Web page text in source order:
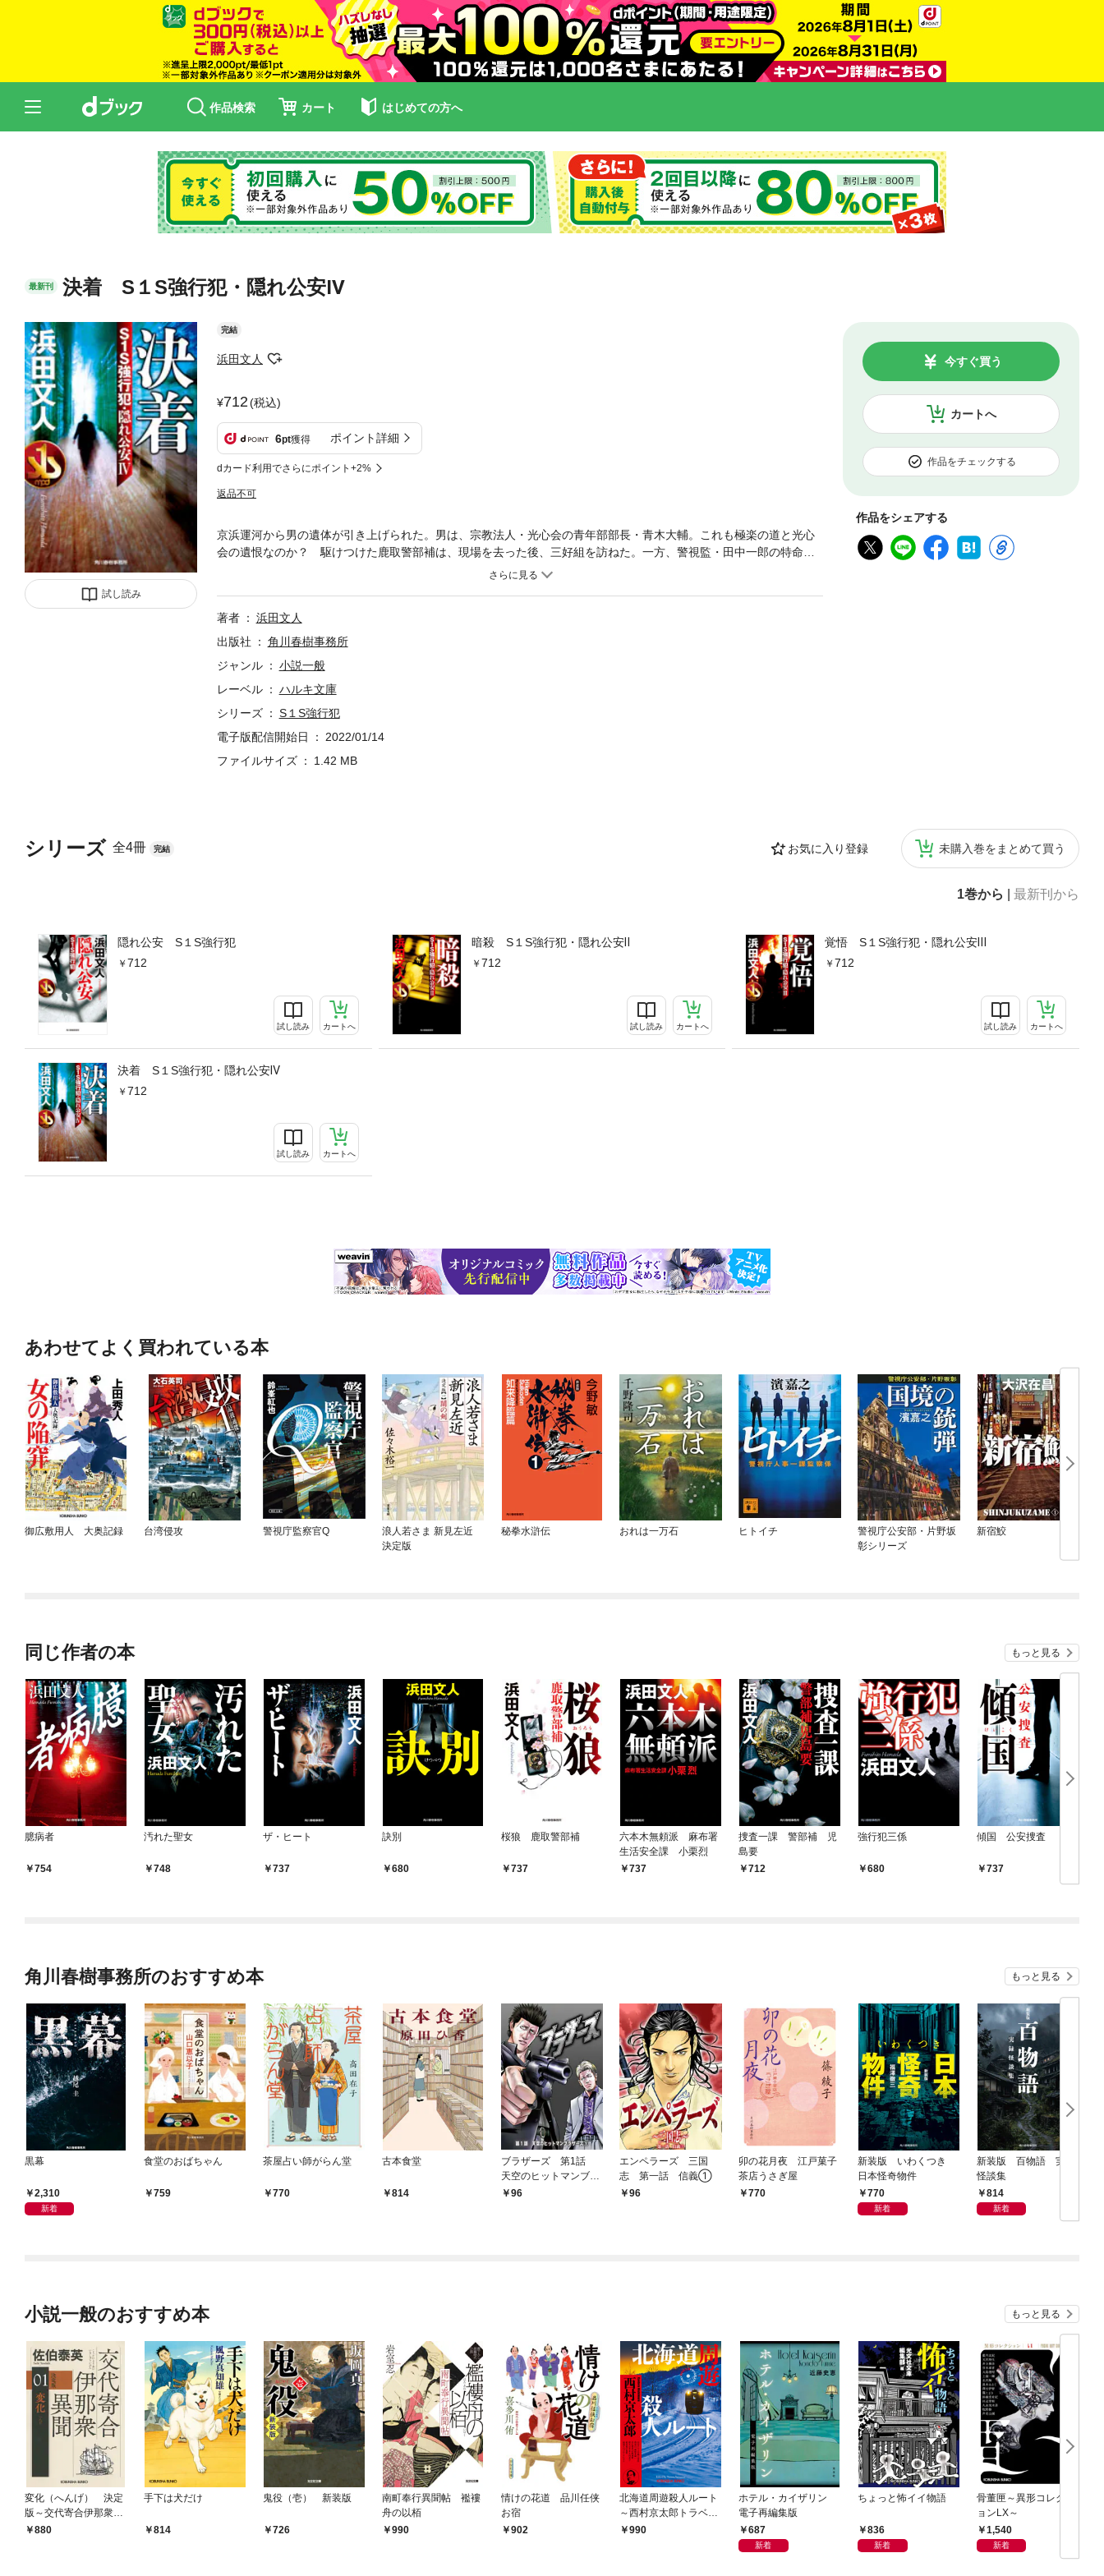
作品検索 カート はじめての方へ
最新刊 決着 S１S強行犯・隠れ公安Ⅳ
試し読み
完結
浜田文人
712(税込)
6pt獲得 ポイント詳細
dカード利用でさらにポイント+2%
返品不可
カートへ
今すぐ買う
作品をチェックする
作品をシェアする
シリーズ 全4冊 完結 お気に入り登録 未購入巻をまとめて買う
1巻から 最新刊から
隠れ公安 S１S強行犯
712
試し読み カートへ
暗殺 S１S強行犯・隠れ公安Ⅱ
712
試し読み カートへ
覚悟 S１S強行犯・隠れ公安Ⅲ
712
試し読み カートへ
決着 S１S強行犯・隠れ公安Ⅳ
712
試し読み カートへ
京浜運河から男の遺体が引き上げられた。男は、宗教法人・光心会の青年部部長・青木大輔。これも極楽の道と光心
会の遺恨なのか？ 駆けつけた鹿取警部補は、現場を去った後、三好組を訪ねた。一方、警視監・田中一郎の特命を
受けて、一年あまり身を潜めていた公安の螢橋警部が、再び表の世界へ現われた。二人の覚悟と意地が、怒りの銃弾
著者
浜田文人
出版社
角川春樹事務所
ジャンル
小説一般
レーベル
ハルキ文庫
シリーズ
S１S強行犯
電子版配信開始日
2022/01/14
ファイルサイズ
1.42 MB
あわせてよく買われている本
御広敷用人 大奥記録 台湾侵攻 警視庁監察官Q
浪人若さま 新見左近
決定版
秘拳水滸伝 おれは一万石 ヒトイチ
警視庁公安部・片野坂
彰シリーズ
新宿鮫
同じ作者の本 もっと見る
臆病者
754
汚れた聖女
748
ザ・ヒート
737
訣別
680
桜狼 鹿取警部補
737
六本木無頼派 麻布署
生活安全課 小栗烈
737
捜査一課 警部補 児
島要
712
強行犯三係
680
傾国 公安捜査
737
角川春樹事務所のおすすめ本 もっと見る
黒幕
2,310
新着
食堂のおばちゃん
759
茶屋占い師がらん堂
770
古本食堂
814
ブラザーズ 第1話
天空のヒットマンブラ
ザーズ①
96
エンペラーズ 三国
志 第一話 信義①
96
卯の花月夜 江戸菓子
茶店うさぎ屋
770
新装版 いわくつき
日本怪奇物件
770
新着
新装版 百物語 実録
怪談集
814
新着
小説一般のおすすめ本 もっと見る
変化（へんげ） 決定
版～交代寄合伊那衆異
聞（1）～
880
手下は犬だけ
814
鬼役（壱） 新装版
726
南町奉行異聞帖 襤褸
舟の以栢
990
情けの花道 品川任侠
お宿
902
北海道周遊殺人ルート
～西村京太郎トラベル
ミステリー・セレクシ
990
ホテル・カイザリン
電子再編集版
687
新着
ちょっと怖イイ物語
836
新着
骨董匣～異形コレクシ
ョンLX～
1,540
新着